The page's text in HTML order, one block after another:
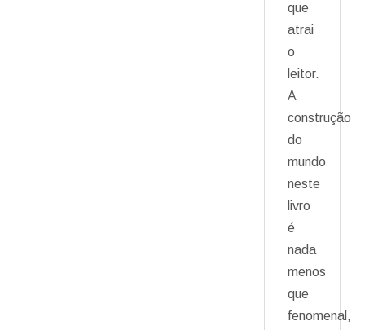
que
atrai
o
leitor.
A
construção
do
mundo
neste
livro
é
nada
menos
que
fenomenal,